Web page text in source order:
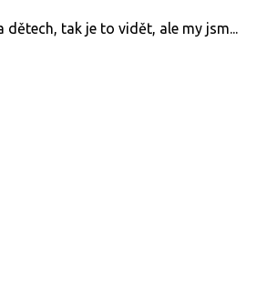
tak je to vidět, ale my jsm...